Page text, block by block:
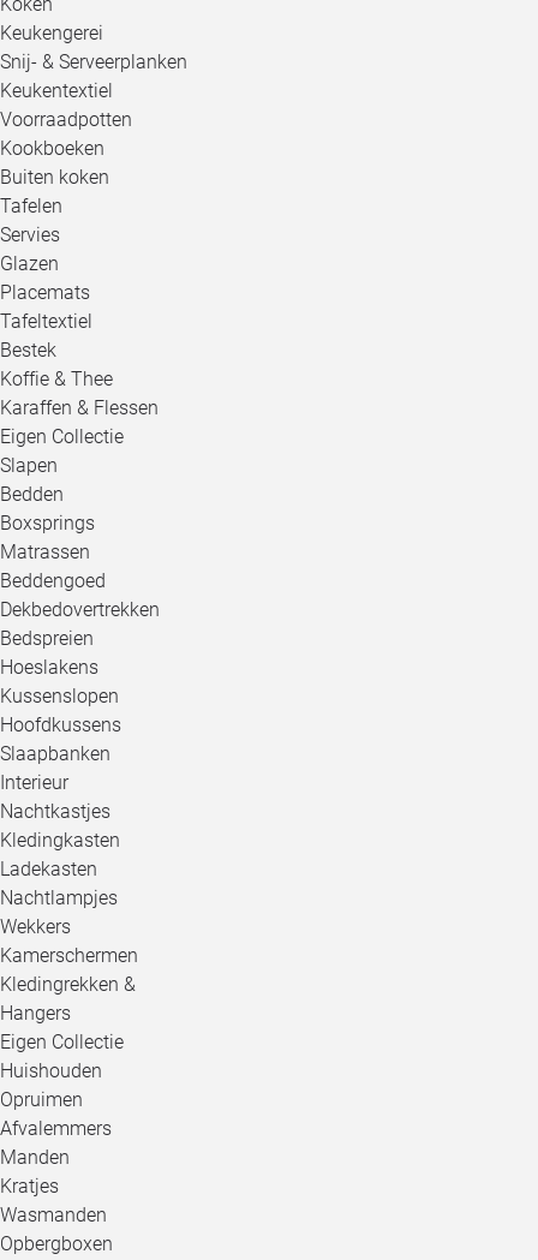
Keukengerei
Snij- & Serveerplanken
Keukentextiel
Voorraadpotten
Kookboeken
Buiten koken
Tafelen
Servies
Glazen
Placemats
Tafeltextiel
Bestek
Koffie & Thee
Karaffen & Flessen
Eigen Collectie
Slapen
Bedden
Boxsprings
Matrassen
Beddengoed
Dekbedovertrekken
Bedspreien
Hoeslakens
Kussenslopen
Hoofdkussens
Slaapbanken
Interieur
Nachtkastjes
Kledingkasten
Ladekasten
Nachtlampjes
Wekkers
Kamerschermen
Kledingrekken &
Hangers
Eigen Collectie
Huishouden
Opruimen
Afvalemmers
Manden
Kratjes
Wasmanden
Opbergboxen